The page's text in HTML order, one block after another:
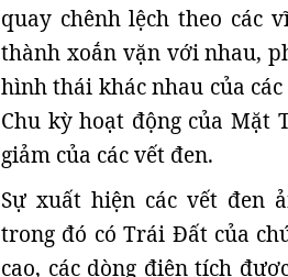
quay chênh lệch theo
thành xoắn vặn với nhau,
hình thái khác nhau của
Chu kỳ hoạt động của Mặt
giảm của các vết đen.
Sự xuất hiện các vết đen
trong đó có Trái Đất của
cao, các dòng điện tích